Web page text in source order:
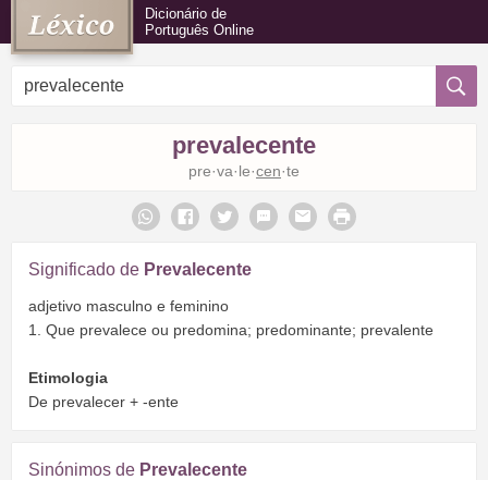
Dicionário de
Português Online
prevalecente
pre·va·le·cen·te
Significado de Prevalecente
adjetivo masculno e feminino
1. Que prevalece ou predomina; predominante; prevalente
Etimologia
De prevalecer + -ente
Sinónimos de Prevalecente